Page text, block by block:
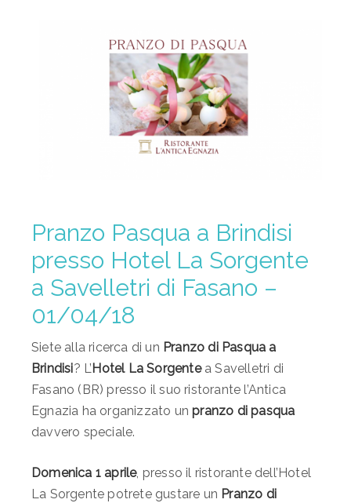
Pranzo Pasqua a Brindisi
presso Hotel La Sorgente
a Savelletri di Fasano –
01/04/18
Siete alla ricerca di un Pranzo di Pasqua a
Brindisi? L’Hotel La Sorgentea Savelletri di
Fasano (BR) presso il suo ristorante l’Antica
Egnazia ha organizzato unpranzo di pasqua
davvero speciale.
Domenica 1 aprile, presso il ristorante dell’Hotel
La Sorgente potrete gustare un Pranzo di